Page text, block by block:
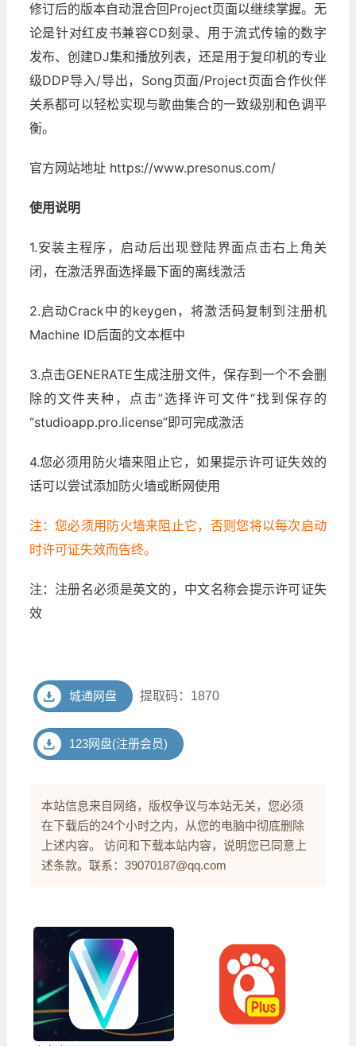
修订后的版本自动混合回Project页面以继续掌握。无
论是针对红皮书兼容CD刻录、用于流式传输的数字
发布、创建DJ集和播放列表，还是用于复印机的专业
级DDP导入/导出，Song页面/Project页面合作伙伴
关系都可以轻松实现与歌曲集合的一致级别和色调平
衡。
官方网站地址 https://www.presonus.com/
使用说明
1.安装主程序，启动后出现登陆界面点击右上角关
闭，在激活界面选择最下面的离线激活
2.启动Crack中的keygen，将激活码复制到注册机
Machine ID后面的文本框中
3.点击GENERATE生成注册文件，保存到一个不会删
除的文件夹种，点击”选择许可文件“找到保存的
“studioapp.pro.license”即可完成激活
4.您必须用防火墙来阻止它，如果提示许可证失效的
话可以尝试添加防火墙或断网使用
注：您必须用防火墙来阻止它，否则您将以每次启动
时许可证失效而告终。
注：注册名必须是英文的，中文名称会提示许可证失
效
城通网盘 提取码：1870
123网盘(注册会员)
本站信息来自网络，版权争议与本站无关，您必须
在下载后的24个小时之内，从您的电脑中彻底删除
上述内容。 访问和下载本站内容，说明您已同意上
述条款。联系：39070187@qq.com